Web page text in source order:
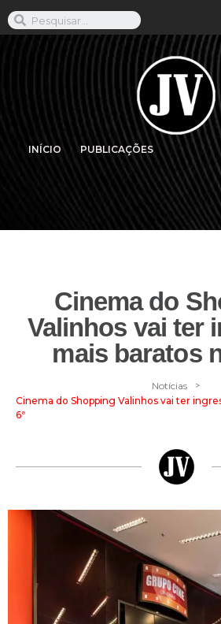
INÍCIO PUBLICAÇÕES
Cinema do
Valinhos vai ter
mais baratos
Notícias >
Cinema do Shopping Valinhos vai ter
6ª